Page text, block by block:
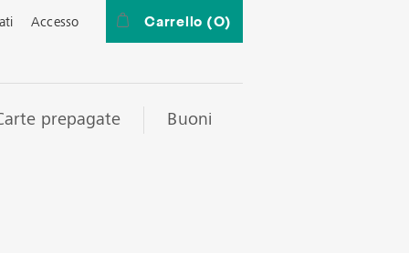
Accesso Carrello (0)
prepagate Buoni